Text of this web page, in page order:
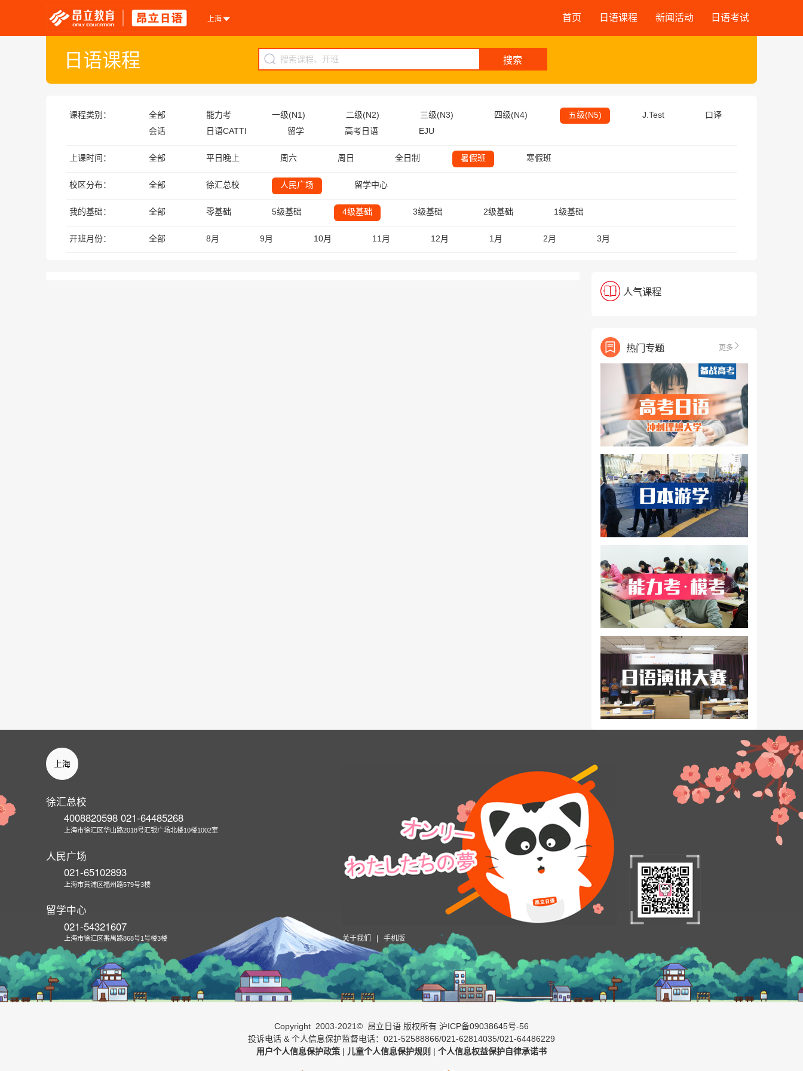
上海 首页 日语课程 新闻活动 日语考试
日语课程 搜索
课程类别： 全部 能力考 一级(N1) 二级(N2) 三级(N3) 四级(N4) 五级(N5) J.Test
口译
会话
日语CATTI 留学 高考日语 EJU
上课时间： 全部 平日晚上 周六 周日 全日制 暑假班 寒假班
校区分布： 全部 徐汇总校 人民广场 留学中心
我的基础： 全部 零基础 5级基础 4级基础 3级基础 2级基础 1级基础
开班月份： 全部 8月 9月 10月 11月 12月 1月 2月 3月
人气课程
热门专题 更多
上海
徐汇总校
4008820598 021-64485268
上海市徐汇区华山路2018号汇银广场北楼10楼1002室
人民广场
021-65102893
上海市黄浦区福州路579号3楼
留学中心
021-54321607
上海市徐汇区番禺路868号1号楼3楼 关于我们 手机版
Copyright 2003-2021© 昂立日语 版权所有 沪ICP备09038645号-56
投诉电话 & 个人信息保护监督电话：021-52588866/021-62814035/021-64486229
用户个人信息保护政策 | 儿童个人信息保护规则 | 个人信息权益保护自律承诺书